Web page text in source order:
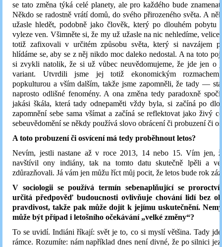
se tato změna týká celé planety, ale pro každého bude
Někdo se radostně vrátí domů, do svého přirozeného světa. A
užasle hledět, podobně jako člověk, který po dlouhém pobytu
vyleze ven. Všimněte si, že my už užasle na nic nehledíme, velice
totiž zafixovali v určitém způsobu světa, který si navzájem
hlídáme se, aby se z něj nikdo moc daleko nedostal. A na toto
si zvykli natolik, že si už vůbec neuvědomujeme, že jde jen o
variant. Utvrdili jsme jej totiž ekonomickým
popkulturou a vším dalším, takže jsme zapomněli, že tady —
naprosto odlišné fenomény. A ona změna tedy paradoxně
jakási škála, která tady odnepaměti vždy byla, si začíná po
zapomnění sebe sama všímat a začíná se reflektovat jako živý
sebeuvědomění se někdy používá slovo obrácení či probuzení či
A toto probuzení či osvícení má tedy proběhnout letos?
Nevím, jestli nastane až v roce 2013, 14 nebo 15. Vím jen,
navštívil ony indiány, tak na tomto datu skutečně lpěli a
zdůrazňovali. Já vám jen můžu říct můj pocit, že letos bude rok
V sociologii se používá termín sebenaplňující se
určitá předpověď budoucnosti ovlivňuje chování lidí bez
pravdivost, takže pak může dojít k jejímu uskutečnění.
může být případ i letošního očekávání „velké změny“?
To se uvidí. Indiáni říkají: svět je to, co si myslí většina. Tady
rámce. Rozumíte: nám například dnes není divné, že po silnici